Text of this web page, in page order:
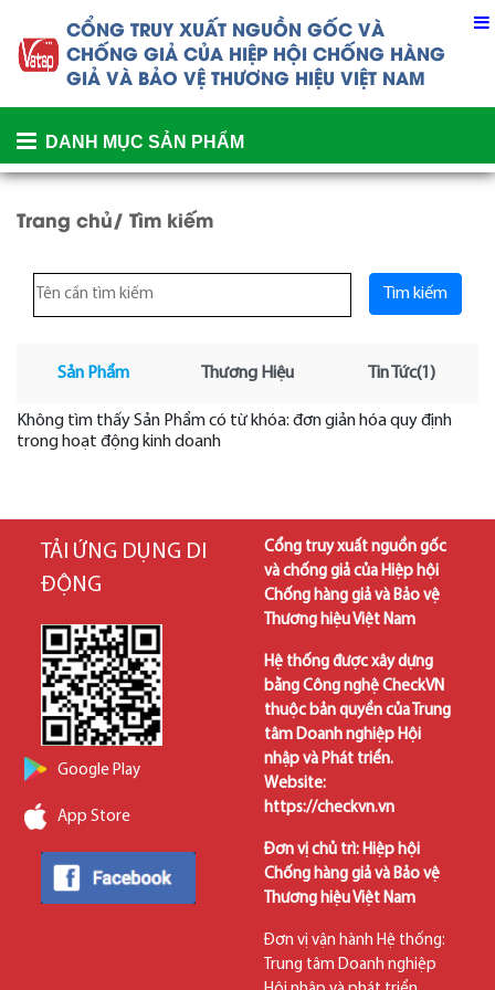
CỔNG TRUY XUẤT NGUỒN GỐC VÀ
CHỐNG GIẢ CỦA HIỆP HỘI CHỐNG HÀNG
GIẢ VÀ BẢO VỆ THƯƠNG HIỆU VIỆT NAM
DANH MỤC SẢN PHẨM
Trang chủ/ Tìm kiếm
Sản Phẩm Thương Hiệu Tin Tức(1)
Không tìm thấy Sản Phẩm có từ khóa: đơn giản hóa quy định
trong hoạt động kinh doanh
TẢI ỨNG DỤNG DI
ĐỘNG
Google Play
App Store
Cổng truy xuất nguồn gốc
và chống giả của Hiệp hội
Chống hàng giả và Bảo vệ
Thương hiệu Việt Nam
Hệ thống được xây dựng
bằng Công nghệ CheckVN
thuộc bản quyền của Trung
tâm Doanh nghiệp Hội
nhập và Phát triển.
Website:
https://checkvn.vn
Đơn vị chủ trì: Hiệp hội
Chống hàng giả và Bảo vệ
Thương hiệu Việt Nam
Đơn vị vận hành Hệ thống:
Trung tâm Doanh nghiệp